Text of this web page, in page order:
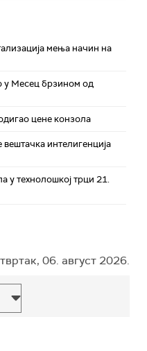
мења начин на
у Месец брзином од
цене конзола
вештачка интелигенција
у технолошкој трци 21.
06. август 2026.